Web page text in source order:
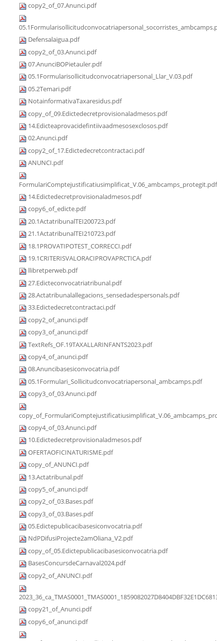
copy2_of_07.Anunci.pdf
Defensalaigua.pdf
copy2_of_03.Anunci.pdf
07.AnunciBOPietauler.pdf
05.1Formularisollicitudconvocatriapersonal_Llar_V.03.pdf
05.2Temari.pdf
NotainformativaTaxaresidus.pdf
copy_of_09.Edictedecretprovisionaladmesos.pdf
14.Edicteaprovacidefintiivaadmesosexclosos.pdf
02.Anunci.pdf
copy2_of_17.Edictedecretcontractaci.pdf
ANUNCI.pdf
FormulariComptejustificatiusimplificat_V.06_ambcamps_protegit.pdf
14.Edictedecretprovisionaladmesos.pdf
copy6_of_edicte.pdf
20.1ActatribunalTEI200723.pdf
21.1ActatribunalTEI210723.pdf
18.1PROVATIPOTEST_CORRECCI.pdf
19.1CRITERISVALORACIPROVAPRCTICA.pdf
llibretperweb.pdf
27.Edicteconvocatriatribunal.pdf
28.Actatribunalallegacions_sensedadespersonals.pdf
33.Edictedecretcontractaci.pdf
copy2_of_anunci.pdf
copy3_of_anunci.pdf
TextRefs_OF.19TAXALLARINFANTS2023.pdf
copy4_of_anunci.pdf
08.Anuncibasesiconvocatria.pdf
05.1Formulari_Sollicitudconvocatriapersonal_ambcamps.pdf
copy3_of_03.Anunci.pdf
copy4_of_03.Anunci.pdf
10.Edictedecretprovisionaladmesos.pdf
OFERTAOFICINATURISME.pdf
copy_of_ANUNCI.pdf
13.Actatribunal.pdf
copy5_of_anunci.pdf
copy2_of_03.Bases.pdf
copy3_of_03.Bases.pdf
05.Edictepublicacibasesiconvocatria.pdf
NdPDifusiProjecte2amOliana_V2.pdf
copy_of_05.Edictepublicacibasesiconvocatria.pdf
BasesConcursdeCarnaval2024.pdf
copy2_of_ANUNCI.pdf
copy21_of_Anunci.pdf
copy6_of_anunci.pdf